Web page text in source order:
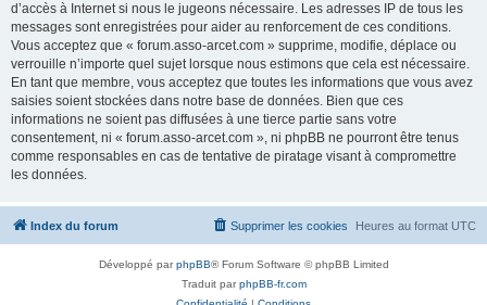
d’accès à Internet si nous le jugeons nécessaire. Les adresses IP de tous les
messages sont enregistrées pour aider au renforcement de ces conditions.
Vous acceptez que « forum.asso-arcet.com » supprime, modifie, déplace ou
verrouille n’importe quel sujet lorsque nous estimons que cela est nécessaire.
En tant que membre, vous acceptez que toutes les informations que vous avez
saisies soient stockées dans notre base de données. Bien que ces
informations ne soient pas diffusées à une tierce partie sans votre
consentement, ni « forum.asso-arcet.com », ni phpBB ne pourront être tenus
comme responsables en cas de tentative de piratage visant à compromettre
les données.
Index du forum Heures au format UTC
Supprimer les cookies
Développé parphpBB® Forum Software © phpBB Limited
Traduit parphpBB-fr.com